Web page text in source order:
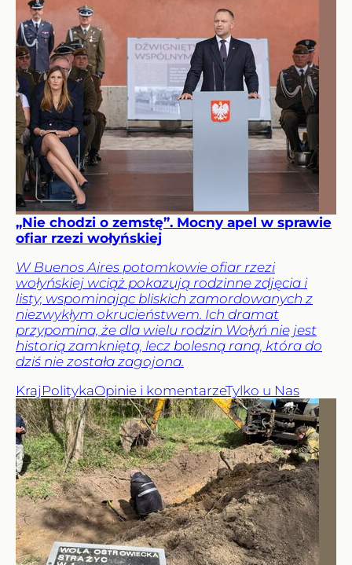
„Nie chodzi o zemstę”. Mocny apel w sprawie
ofiar rzezi wołyńskiej
W Buenos Aires potomkowie ofiar rzezi
wołyńskiej wciąż pokazują rodzinne zdjęcia i
listy, wspominając bliskich zamordowanych z
niezwykłym okrucieństwem. Ich dramat
przypomina, że dla wielu rodzin Wołyń nie jest
historią zamkniętą, lecz bolesną raną, która do
dziś nie została zagojona.
Kraj PolitykaOpinie i komentarzeTylko u Nas